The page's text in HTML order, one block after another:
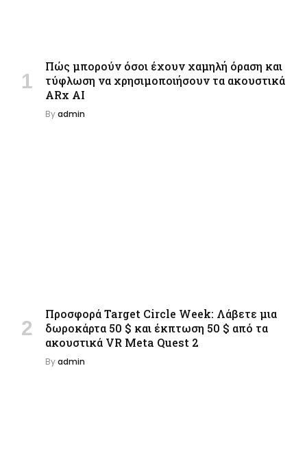
Πώς μπορούν όσοι έχουν χαμηλή όραση και
τύφλωση να χρησιμοποιήσουν τα ακουστικά
ARx AI
Byadmin
Προσφορά Target Circle Week: Λάβετε μια
δωροκάρτα 50 $ και έκπτωση 50 $ από τα
ακουστικά VR Meta Quest 2
Byadmin